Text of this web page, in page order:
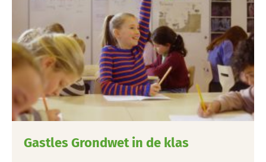
Gastles Grondwet in de klas